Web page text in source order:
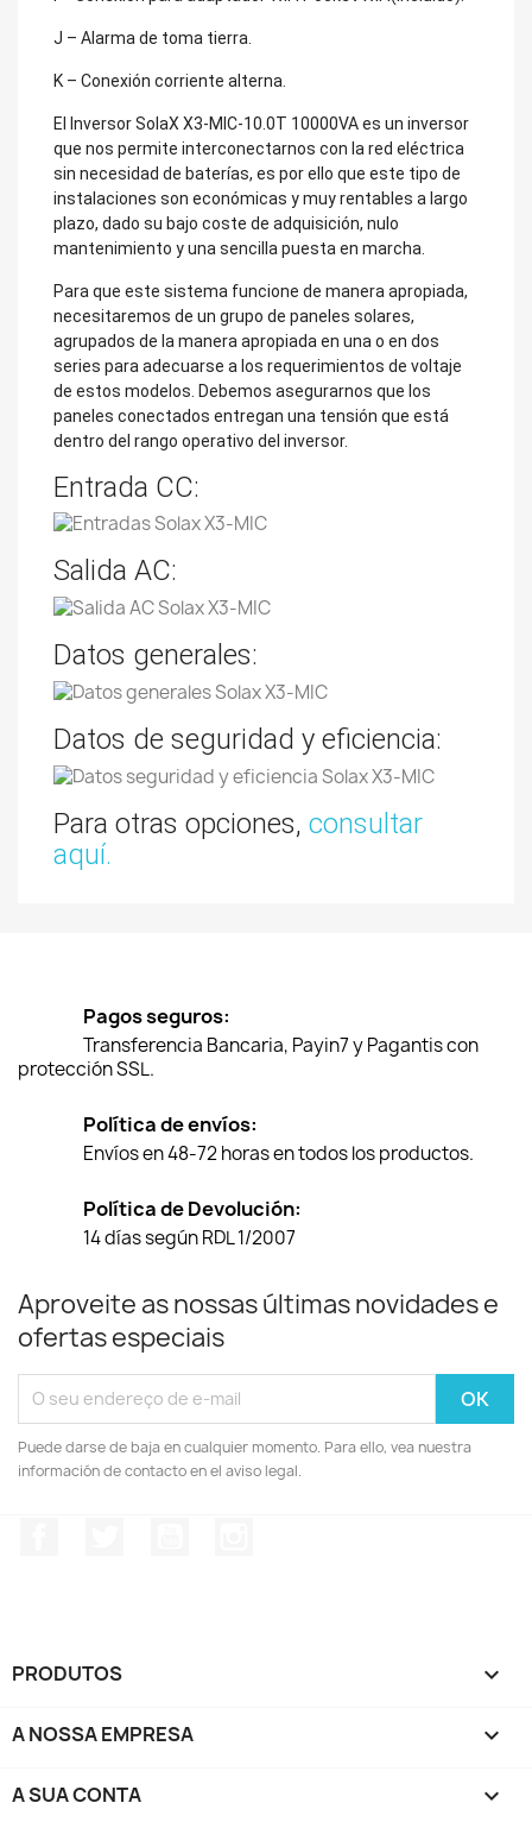
J – Alarma de toma tierra.
K – Conexión corriente alterna.
El Inversor SolaX X3-MIC-10.0T 10000VA es un inversor
que nos permite interconectarnos con la red eléctrica
sin necesidad de baterías, es por ello que este tipo de
instalaciones son económicas y muy rentables a largo
plazo, dado su bajo coste de adquisición, nulo
mantenimiento y una sencilla puesta en marcha.
Para que este sistema funcione de manera apropiada,
necesitaremos de un grupo de paneles solares,
agrupados de la manera apropiada en una o en dos
series para adecuarse a los requerimientos de voltaje
de estos modelos. Debemos asegurarnos que los
paneles conectados entregan una tensión que está
dentro del rango operativo del inversor.
Entrada CC:
Salida AC:
Datos generales:
Datos de seguridad y eficiencia:
Para otras opciones, consultar
aquí.
Pagos seguros:
Transferencia Bancaria, Payin7 y Pagantis con
protección SSL.
Política de envíos:
Envíos en 48-72 horas en todos los productos.
Política de Devolución:
14 días según RDL 1/2007
Aproveite as nossas últimas novidades e
ofertas especiais
Puede darse de baja en cualquier momento. Para ello, vea nuestra
información de contacto en el aviso legal.
PRODUTOS 
A NOSSA EMPRESA 
A SUA CONTA 